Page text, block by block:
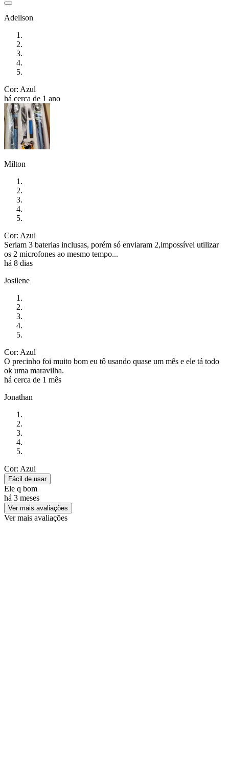
Adeilson
Cor: Azul
há cerca de 1 ano
Milton
Cor: Azul
Seriam 3 baterias inclusas, porém só enviaram 2,impossível utilizar
os 2 microfones ao mesmo tempo...
há 8 dias
Josilene
Cor: Azul
O precinho foi muito bom eu tô usando quase um mês e ele tá todo
ok uma maravilha.
há cerca de 1 mês
Jonathan
Cor: Azul
Fácil de usar
Ele q bom
há 3 meses
Ver mais avaliações
Ver mais avaliações